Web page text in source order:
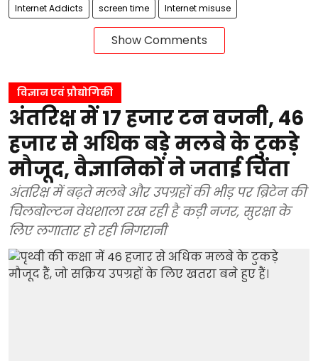
Internet Addicts screen time Internet misuse
Show Comments
विज्ञान एवं प्रौद्योगिकी
अंतरिक्ष में 17 हजार टन वजनी, 46
हजार से अधिक बड़े मलबे के टुकड़े
मौजूद, वैज्ञानिकों ने जताई चिंता
अंतरिक्ष में बढ़ते मलबे और उपग्रहों की भीड़ पर ब्रिटेन की
चिलबोल्टन वेधशाला रख रही है कड़ी नजर, सुरक्षा के
लिए लगातार हो रही निगरानी